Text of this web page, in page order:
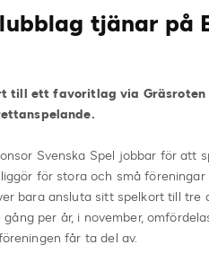
tjänar på
till ett favoritlag via Gräsroten
Svenska Spel jobbar för att
för stora och små
bara ansluta sitt spelkort till
gång per år, i november,
får ta del av.